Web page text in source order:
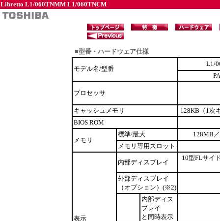
Libretto L1/060TNMM L1/060TNCM
■型番・ハードウェア仕様
モデル名/型番
L1/
プロセッサ
キャッシュメモリ
128KB（1次
BIOS ROM
メモリ
標準/最大
128MB
メモリ専用スロット
表示
内部ディスプレイ
10型FLサイ
外部ディスプレイ
（オプション）(※2)
内部ディス
プレイ
と同時表示